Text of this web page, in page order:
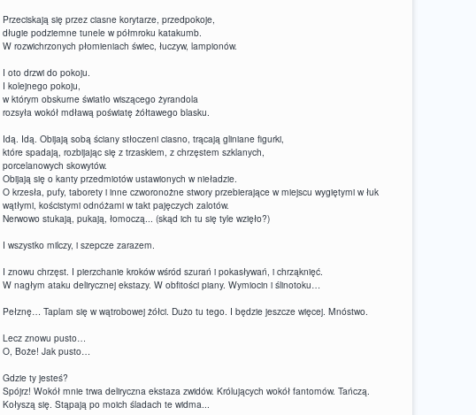
Przeciskają się przez ciasne korytarze, przedpokoje,
długie podziemne tunele w półmroku katakumb.
W rozwichrzonych płomieniach świec, łuczyw, lampionów.
I oto drzwi do pokoju.
I kolejnego pokoju,
w którym obskurne światło wiszącego żyrandola
rozsyła wokół mdławą poświatę żółtawego blasku.
Idą. Idą. Obijają sobą ściany stłoczeni ciasno, trącają gliniane figurki,
które spadają, rozbijając się z trzaskiem, z chrzęstem szklanych,
porcelanowych skowytów.
Obijają się o kanty przedmiotów ustawionych w nieładzie.
O krzesła, pufy, taborety i inne czworonożne stwory przebierające w miejscu wygiętymi w łuk
wątłymi, kościstymi odnóżami w takt pajęczych zalotów.
Nerwowo stukają, pukają, łomoczą... (skąd ich tu się tyle wzięło?)
I wszystko milczy, i szepcze zarazem.
I znowu chrzęst. I pierzchanie kroków wśród szurań i pokasływań, i chrząknięć.
W nagłym ataku delirycznej ekstazy. W obfitości piany. Wymiocin i ślinotoku…
Pełznę… Taplam się w wątrobowej żółci. Dużo tu tego. I będzie jeszcze więcej. Mnóstwo.
Lecz znowu pusto…
O, Boże! Jak pusto…
Gdzie ty jesteś?
Spójrz! Wokół mnie trwa deliryczna ekstaza zwidów. Królujących wokół fantomów. Tańczą.
Kołyszą się. Stąpają po moich śladach te widma...